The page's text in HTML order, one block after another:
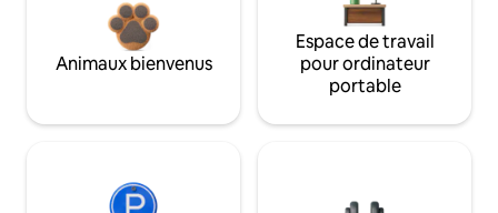
Animaux bienvenus
Espace de travail
pour ordinateur
portable